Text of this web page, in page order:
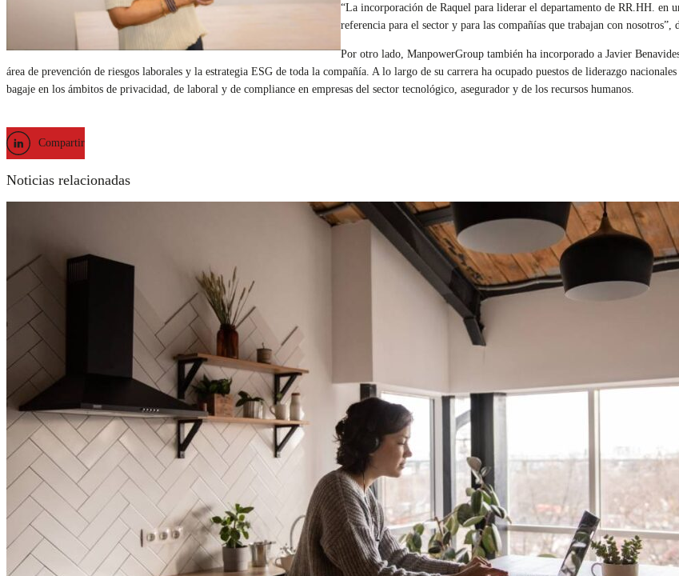
“La incorporación de Raquel para liderar el departamento de RR.HH. en
referencia para el sector y para las compañías que trabajan con nosotros”,
Por otro lado, ManpowerGroup también ha incorporado a Javier
área de prevención de riesgos laborales y la estrategia ESG de toda la compañía. A lo largo de su carrera ha ocupado puestos de liderazgo
bagaje en los ámbitos de privacidad, de laboral y de compliance en empresas del sector tecnológico, asegurador y de los recursos humanos.
Compartir
Noticias relacionadas